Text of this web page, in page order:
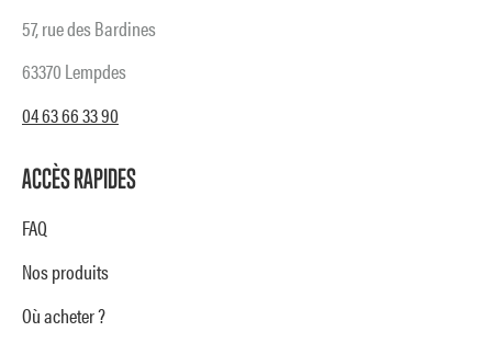
57, rue des Bardines
63370 Lempdes
04 63 66 33 90
ACCÈS RAPIDES
FAQ
Nos produits
Où acheter ?